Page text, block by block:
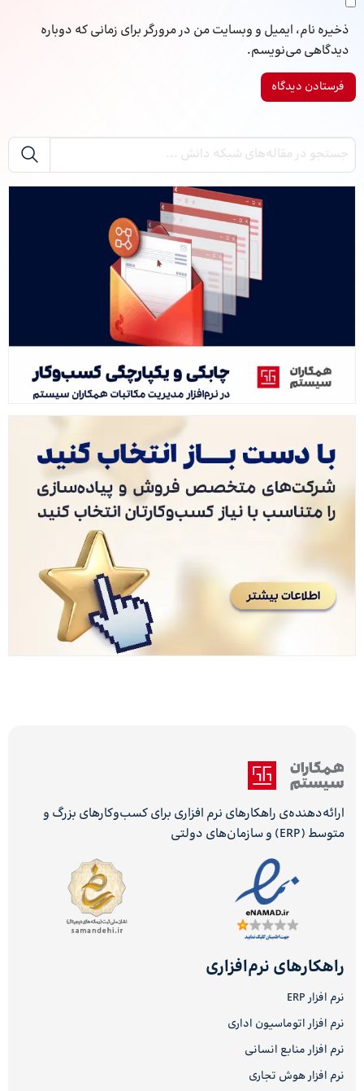
ذخیره نام، ایمیل و وبسایت من در مرورگر برای زمانی که دوباره
دیدگاهی می‌نویسم.
ارائه‌دهنده‌ی راهکارهای نرم افزاری برای کسب‌وکارهای بزرگ و
متوسط (ERP) و سازمان‌های دولتی
راهکارهای نرم‌افزاری
نرم افزار ERP
نرم افزار اتوماسیون اداری
نرم افزار منابع انسانی
نرم افزار هوش تجاری